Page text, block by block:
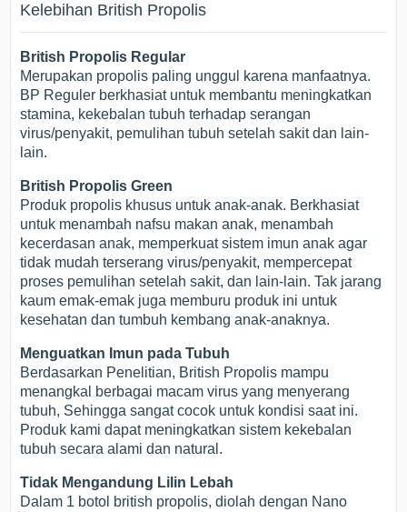
Kelebihan British Propolis
British Propolis Regular
Merupakan propolis paling unggul karena manfaatnya.
BP Reguler berkhasiat untuk membantu meningkatkan
stamina, kekebalan tubuh terhadap serangan
virus/penyakit, pemulihan tubuh setelah sakit dan lain-
lain.
British Propolis Green
Produk propolis khusus untuk anak-anak. Berkhasiat
untuk menambah nafsu makan anak, menambah
kecerdasan anak, memperkuat sistem imun anak agar
tidak mudah terserang virus/penyakit, mempercepat
proses pemulihan setelah sakit, dan lain-lain. Tak jarang
kaum emak-emak juga memburu produk ini untuk
kesehatan dan tumbuh kembang anak-anaknya.
Menguatkan Imun pada Tubuh
Berdasarkan Penelitian, British Propolis mampu
menangkal berbagai macam virus yang menyerang
tubuh, Sehingga sangat cocok untuk kondisi saat ini.
Produk kami dapat meningkatkan sistem kekebalan
tubuh secara alami dan natural.
Tidak Mengandung Lilin Lebah
Dalam 1 botol british propolis, diolah dengan Nano